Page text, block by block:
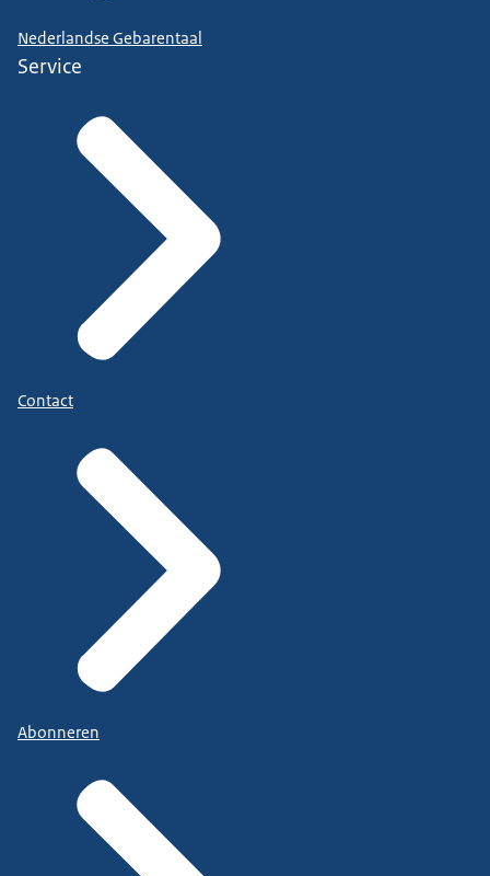
Nederlandse Gebarentaal
Service
Contact
Abonneren